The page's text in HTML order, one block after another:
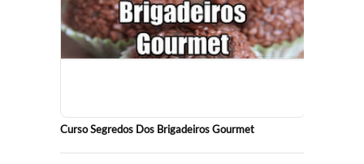
Curso Segredos Dos Brigadeiros Gourmet